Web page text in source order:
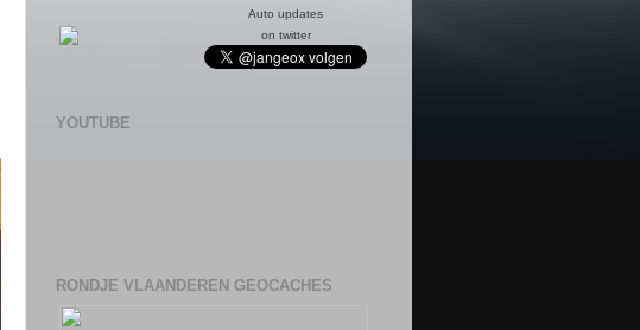
Auto updates
on twitter
YOUTUBE
RONDJE VLAANDEREN GEOCACHES